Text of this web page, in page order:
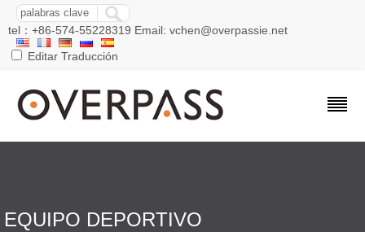
tel：+86-574-55228319 Email: vchen@overpassie.net
Editar Traducción
EQUIPO DEPORTIVO